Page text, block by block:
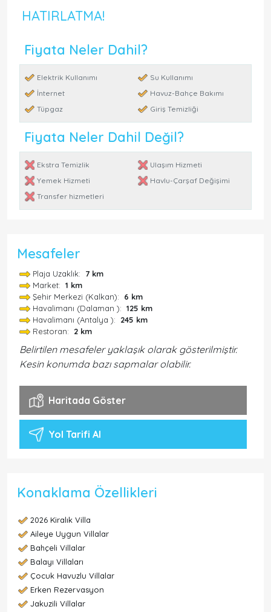
HATIRLATMA!
Fiyata Neler Dahil?
Elektrik Kullanımı
Su Kullanımı
İnternet
Havuz-Bahçe Bakımı
Tüpgaz
Giriş Temizliği
Fiyata Neler Dahil Değil?
Ekstra Temizlik
Ulaşım Hizmeti
Yemek Hizmeti
Havlu-Çarşaf Değişimi
Transfer hizmetleri
Mesafeler
Plaja Uzaklık: 7 km
Market: 1 km
Şehir Merkezi (Kalkan): 6 km
Havalimanı (Dalaman ): 125 km
Havalimanı (Antalya ): 245 km
Restoran: 2 km
Belirtilen mesafeler yaklaşık olarak gösterilmiştir.
Kesin konumda bazı sapmalar olabilir.
Haritada Göster
Yol Tarifi Al
Konaklama Özellikleri
2026 Kiralık Villa
Aileye Uygun Villalar
Bahçeli Villalar
Balayı Villaları
Çocuk Havuzlu Villalar
Erken Rezervasyon
Jakuzili Villalar